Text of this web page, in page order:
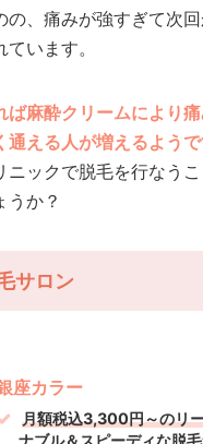
、痛みが強すぎて次
います。
ば麻酔クリームにより
通える人が増えるよう
ックで脱毛を行なう
うか？
サロン
座カラー
月額税込3,300円～のリ
ナブル＆スピーディな脱